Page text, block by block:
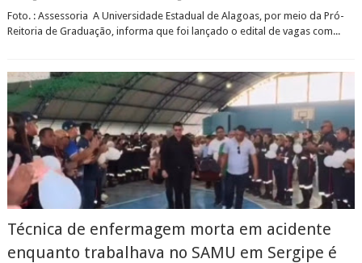
Foto. : Assessoria A Universidade Estadual de Alagoas, por meio da Pró-
Reitoria de Graduação, informa que foi lançado o edital de vagas com...
Técnica de enfermagem morta em acidente
enquanto trabalhava no SAMU em Sergipe é